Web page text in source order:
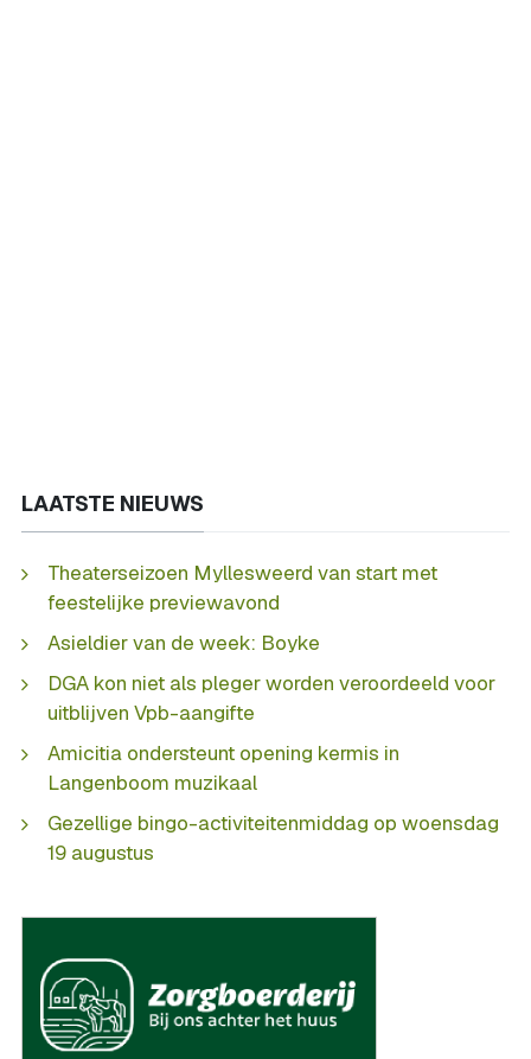
LAATSTE NIEUWS
Theaterseizoen Myllesweerd van start met
feestelijke previewavond
Asieldier van de week: Boyke
DGA kon niet als pleger worden veroordeeld voor
uitblijven Vpb-aangifte
Amicitia ondersteunt opening kermis in
Langenboom muzikaal
Gezellige bingo-activiteitenmiddag op woensdag
19 augustus